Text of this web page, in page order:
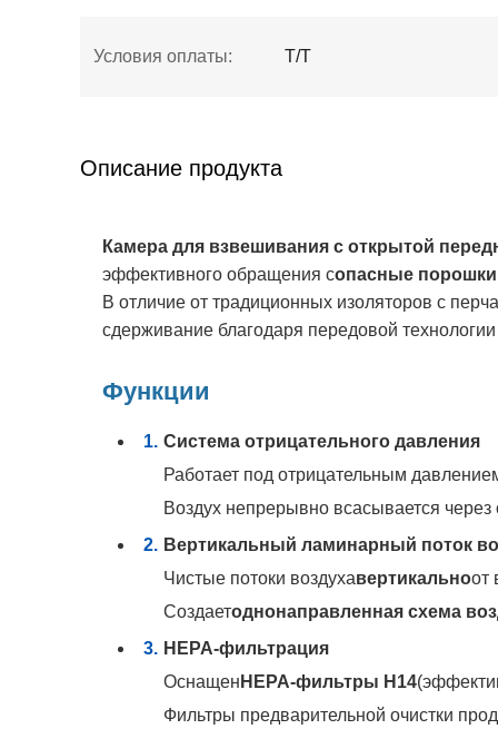
Условия оплаты: Т/Т
Описание продукта
Камера для взвешивания с открытой
эффективного обращения сопасные
В отличие от традиционных изоляторов с
сдерживание благодаря передовой
Функции
Система отрицательного давления
Работает под отрицательным
Воздух непрерывно всасывается
Вертикальный ламинарный поток
Чистые потоки воздухавертикальноот
Создаетоднонаправленная схема
HEPA-фильтрация
Оснащен HEPA-фильтры H14
Фильтры предварительной очистки